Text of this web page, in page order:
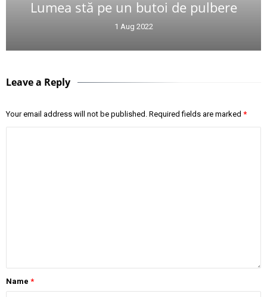
Lumea stă pe un butoi de pulbere
1 Aug 2022
Leave a Reply
Your email address will not be published. Required fields are marked *
Name *